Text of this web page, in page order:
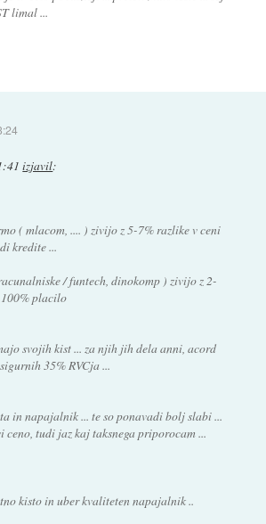
limal ...
izjavil:
( mlacom, .... ) zivijo z 5-7% razlike v ceni
kredite ...
/ funtech, dinokomp ) zivijo z 2-
100% placilo
svojih kist ... za njih jih dela anni, acord
35% RVCja ...
in napajalnik ... te so ponavadi bolj slabi ...
ceno, tudi jaz kaj taksnega priporocam ...
kisto in uber kvaliteten napajalnik ..